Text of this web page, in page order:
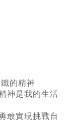
的精神
神是我的生活
敢實現挑戰自